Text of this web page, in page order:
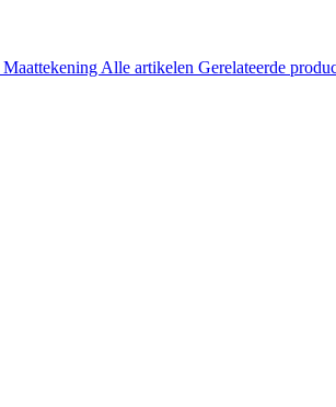
Maattekening Alle artikelen Gerelateerde